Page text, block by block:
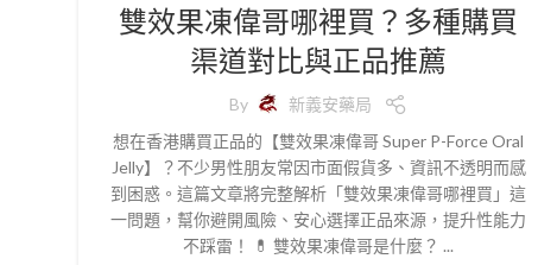
雙效果凍偉哥哪裡買？多種購買
渠道對比與正品推薦
By
新義安藥局
想在香港購買正品的【雙效果凍偉哥 Super P-Force Oral
Jelly】？不少男性朋友常因市面假貨多、資訊不透明而感
到困惑。這篇文章將完整解析「雙效果凍偉哥哪裡買」這
一問題，幫你避開風險、安心選擇正品來源，提升性能力
不踩雷！ 💊 雙效果凍偉哥是什麼？ ...